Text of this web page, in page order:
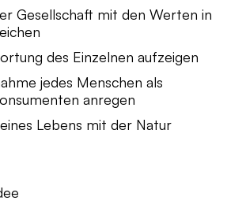
Gesellschaft mit den Werten in
des Einzelnen aufzeigen
jedes Menschen als
anregen
Lebens mit der Natur